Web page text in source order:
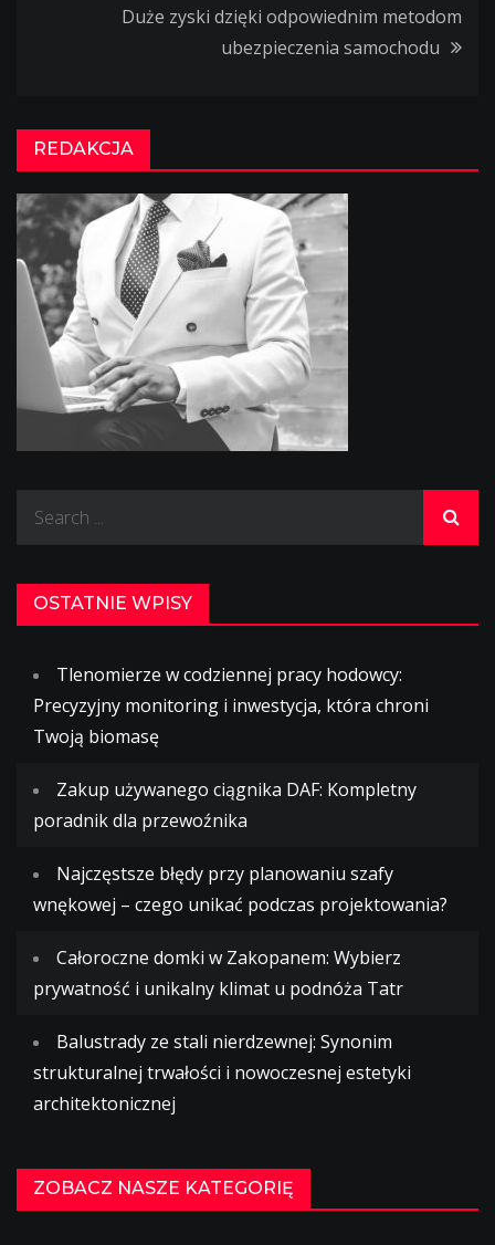
wpisuDuże zyski dzięki odpowiednim metodom
ubezpieczenia samochodu
REDAKCJA
Search
OSTATNIE WPISY
Tlenomierze w codziennej pracy hodowcy:
Precyzyjny monitoring i inwestycja, która chroni
Twoją biomasę
Zakup używanego ciągnika DAF: Kompletny
poradnik dla przewoźnika
Najczęstsze błędy przy planowaniu szafy
wnękowej – czego unikać podczas projektowania?
Całoroczne domki w Zakopanem: Wybierz
prywatność i unikalny klimat u podnóża Tatr
Balustrady ze stali nierdzewnej: Synonim
strukturalnej trwałości i nowoczesnej estetyki
architektonicznej
ZOBACZ NASZE KATEGORIĘ